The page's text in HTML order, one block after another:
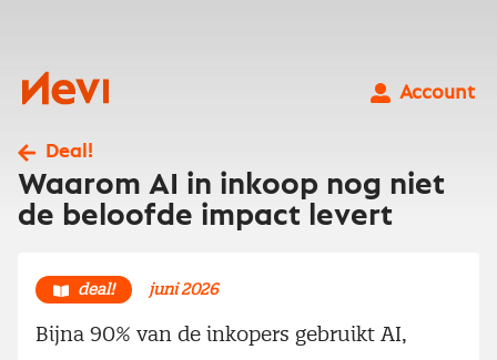
Nevi
Account
Deal!
Waarom AI in inkoop nog niet
de beloofde impact levert
deal! juni 2026
Bijna 90% van de inkopers gebruikt AI,